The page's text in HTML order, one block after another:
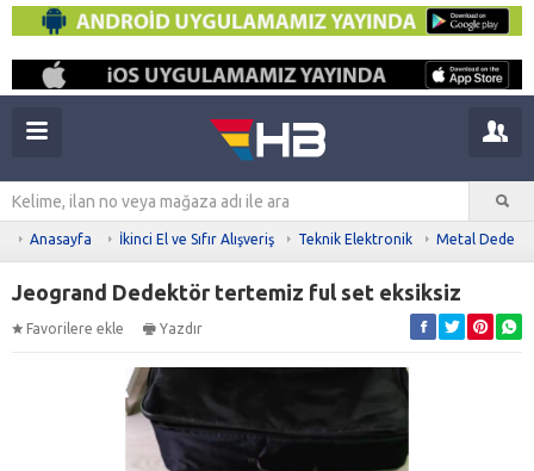
Anasayfa İkinci El ve Sıfır Alışveriş Teknik Elektronik Metal
Jeogrand Dedektör tertemiz ful set eksiksiz
Favorilere ekle Yazdır